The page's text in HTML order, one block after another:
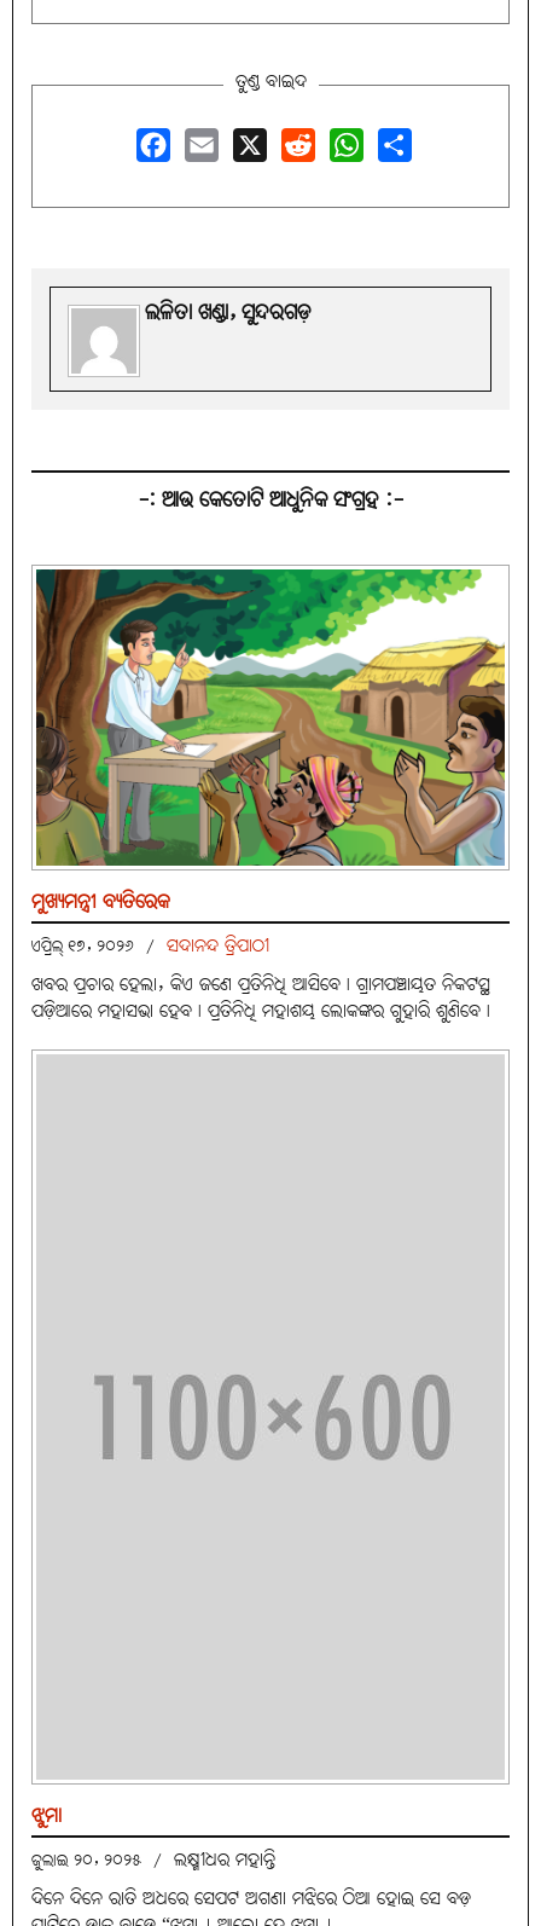
ତୁଣ୍ଡ ବାଇଦ
ଲଳିତା ଖଣ୍ଡା, ସୁନ୍ଦରଗଡ଼
-: ଆଉ କେତୋଟି ଆଧୁନିକ ସଂଗ୍ରହ :-
ମୁଖ୍ୟମନ୍ତ୍ରୀ ବ୍ୟତିରେକ
ଏପ୍ରିଲ୍ ୧୭, ୨୦୨୬ / ସଦାନନ୍ଦ ତ୍ରିପାଠୀ
ଖବର ପ୍ରଚାର ହେଲା, କିଏ ଜଣେ ପ୍ରତିନିଧି ଆସିବେ। ଗ୍ରାମପଞ୍ଚାୟତ ନିକଟସ୍ଥ
ପଡ଼ିଆରେ ମହାସଭା ହେବ। ପ୍ରତିନିଧି ମହାଶୟ ଲୋକଙ୍କର ଗୁହାରି ଶୁଣିବେ।
ଝୁମା
ଜୁଲାଇ ୨୦, ୨୦୨୫ / ଲକ୍ଷ୍ମୀଧର ମହାନ୍ତି
ଦିନେ ଦିନେ ରାତି ଅଧରେ ସେପଟ ଅଗଣା ମଝିରେ ଠିଆ ହୋଇ ସେ ବଡ଼